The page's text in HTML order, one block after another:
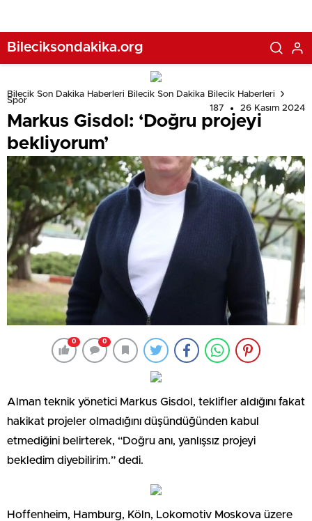
Bileciksondakika.org
Bilecik Son Dakika Haberleri Bilecik Son Dakika Bilecik Haberleri
Spor
187
26 Kasım 2024
Markus Gisdol: ‘Doğru projeyi
bekliyorum’
0 0
Alman teknik yönetici Markus Gisdol, teklifler aldığını fakat
hakikat projeler olmadığını düşündüğünden kabul
etmediğini belirterek, “Doğru anı, yanlışsız projeyi
bekledim diyebilirim.” dedi.
Hoffenheim, Hamburg, Köln, Lokomotiv Moskova üzere